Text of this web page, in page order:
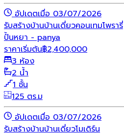
อัปเดตเมื่อ 03/07/2026
รับสร้างบ้านบ้านเดี่ยวคอนเทมโพรารี่
ปั้นหยา - panya
ราคาเริ่มต้น฿2,400,000
3 ห้อง
2 น้ำ
1 ชั้น
125 ตร.ม
อัปเดตเมื่อ 03/07/2026
รับสร้างบ้านบ้านเดี่ยวโมเดิร์น